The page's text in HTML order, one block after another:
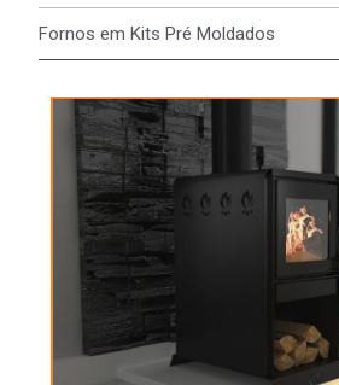
Fornos em Kits Pré Moldados